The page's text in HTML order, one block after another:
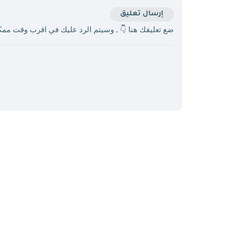
إرسال تعليق
ضع تعليقك هنا 👇 , وسيتم الرد عليك في اقرب وقت